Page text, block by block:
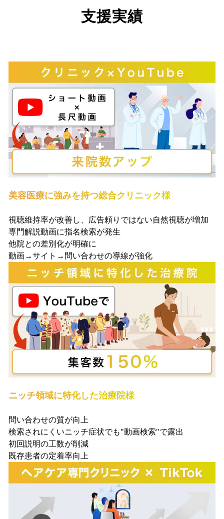
支援実績
美容医療に強みを持つ総合クリニック様
視聴維持率が改善し、広告頼りではない自然視聴が増加
専門解説動画に指名検索が発生
他院との差別化が明確に
動画→サイト→問い合わせの導線が強化
ニッチ領域に特化した治療院様
問い合わせの質が向上
検索されにくいニッチ症状でも"動画検索"で露出
初回説明の工数が削減
既存患者の定着率向上